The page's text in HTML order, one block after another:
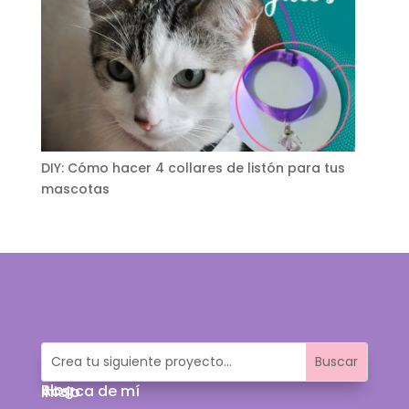
DIY: Cómo hacer 4 collares de listón para tus
mascotas
Inicio
Acerca de mí
Blog